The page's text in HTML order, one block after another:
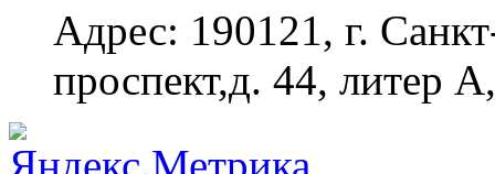
Адрес: 190121, г.
проспект,д. 44, литер